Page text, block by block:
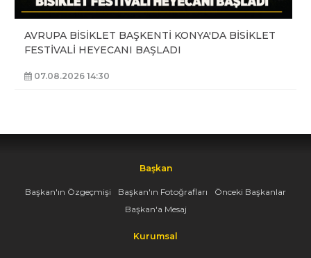
AVRUPA BİSİKLET BAŞKENTİ KONYA'DA BİSİKLET
FESTİVALİ HEYECANI BAŞLADI
07.08.2026 14:30
Başkan
Başkan'ın Özgeçmişi Başkan'ın Fotoğrafları
Önceki Başkanlar
Başkan'a Mesaj
Kurumsal